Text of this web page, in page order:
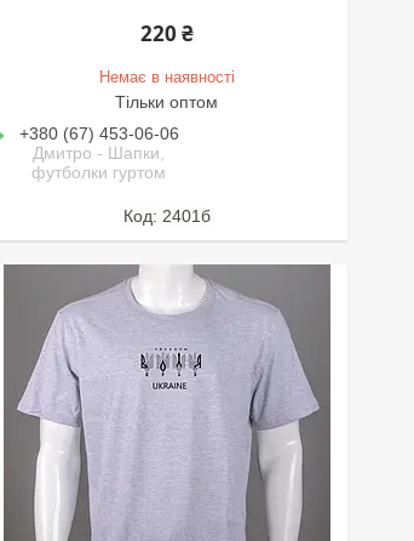
220 ₴
Немає в наявності
Тільки оптом
+380 (67) 453-06-06
Дмитро - Шапки,
футболки гуртом
2401б